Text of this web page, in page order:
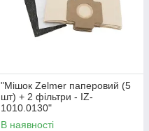
"Мішок Zelmer паперовий (5
шт) + 2 фільтри - IZ-
1010.0130"
В наявності